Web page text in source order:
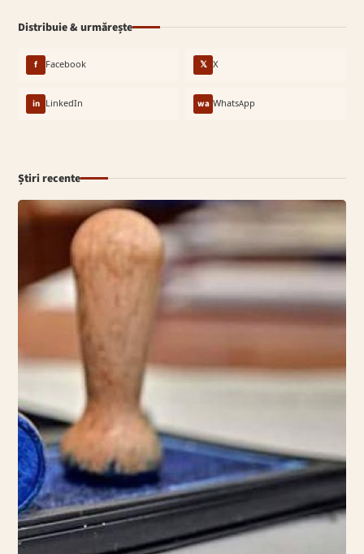
Distribuie & urmărește
f Facebook 𝕏 X
in LinkedIn wa WhatsApp
Știri recente